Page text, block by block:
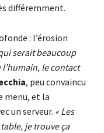
différemment.
: l’érosion
serait beaucoup
le contact
, peu convaincu
menu, et la
un serveur. « Les
je trouve ça